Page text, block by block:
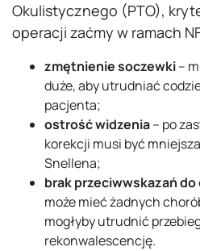
Okulistycznego (PTO),
operacji zaćmy w ramach
zmętnienie soczewki–
duże, aby utrudniać
pacjenta;
ostrość widzenia– po
korekcji musi być
Snellena;
brak przeciwwskazań
może mieć żadnych
mogłyby utrudnić
rekonwalescencję.